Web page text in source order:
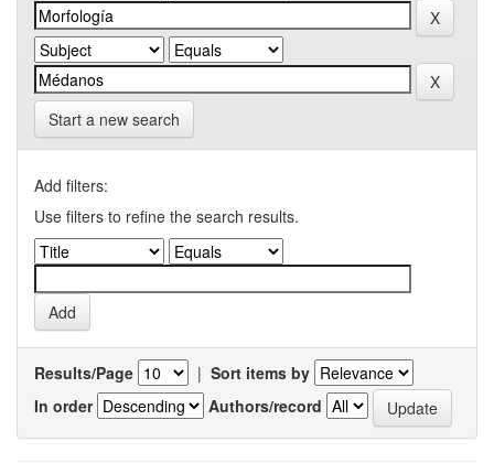
Start a new search
Add filters:
Use filters to refine the search results.
Results/Page | Sort items by
In order
Authors/record